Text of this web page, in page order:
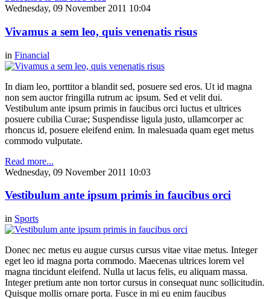
Wednesday, 09 November 2011 10:04
Vivamus a sem leo, quis venenatis risus
in Financial
In diam leo, porttitor a blandit sed, posuere sed eros. Ut id magna
non sem auctor fringilla rutrum ac ipsum. Sed et velit dui.
Vestibulum ante ipsum primis in faucibus orci luctus et ultrices
posuere cubilia Curae; Suspendisse ligula justo, ullamcorper ac
rhoncus id, posuere eleifend enim. In malesuada quam eget metus
commodo vulputate.
Read more...
Wednesday, 09 November 2011 10:03
Vestibulum ante ipsum primis in faucibus orci
in Sports
Donec nec metus eu augue cursus cursus vitae vitae metus. Integer
eget leo id magna porta commodo. Maecenas ultrices lorem vel
magna tincidunt eleifend. Nulla ut lacus felis, eu aliquam massa.
Integer pretium ante non tortor cursus in consequat nunc sollicitudin.
Quisque mollis ornare porta. Fusce in mi eu enim faucibus